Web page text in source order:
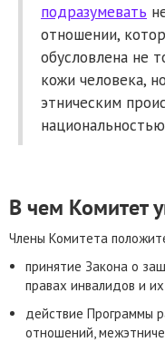
подразумевать
отношении,
обусловлена не
кожи человека,
этническим
В чем Комитет
Члены Комитета
принятие Закона о
правах инвалидов и
действие Программы
отношений,